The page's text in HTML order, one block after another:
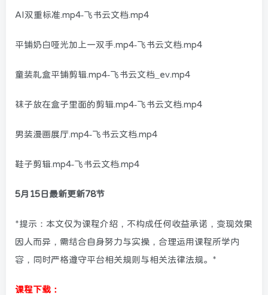
AI双重标准.mp4-飞书云文档.mp4
平铺奶白哑光加上一双手.mp4-飞书云文档.mp4
童装礼盒平铺剪辑.mp4-飞书云文档_ev.mp4
袜子放在盒子里面的剪辑.mp4-飞书云文档.mp4
男装漫画展厅.mp4-飞书云文档.mp4
鞋子剪辑.mp4-飞书云文档.mp4
5月15日最新更新78节
*提示：本文仅为课程介绍，不构成任何收益承诺，变现效果
因人而异，需结合自身努力与实操，合理运用课程所学内
容，同时严格遵守平台相关规则与相关法律法规。*
课程下载：